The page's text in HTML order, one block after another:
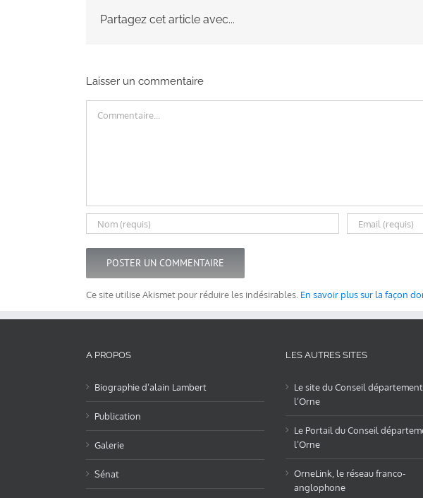
Partagez cet article avec...
Laisser un commentaire
Ce site utilise Akismet pour réduire les indésirables. En savoir plus sur la façon
A PROPOS
Biographie d’alain Lambert
Publication
Galerie
Sénat
LES AUTRES SITES
Le site du Conseil
l’Orne
Le Portail du Conseil
l’Orne
OrneLink, le réseau franco-
anglophone